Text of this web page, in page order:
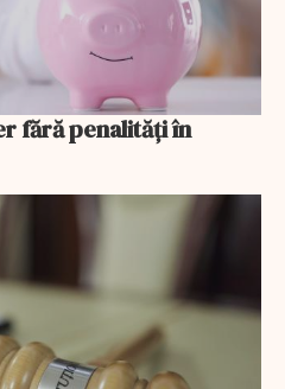
fără penalități în